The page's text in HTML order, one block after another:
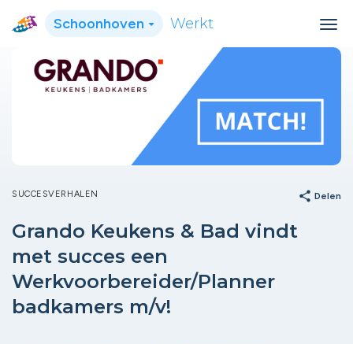
Schoonhoven Werkt
SUCCESVERHALEN share Delen
Grando Keukens & Bad vindt
met succes een
Werkvoorbereider/Planner
badkamers m/v!